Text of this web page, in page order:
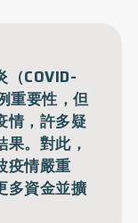
（COVID-
重要性，但
情，許多疑
。對此，
疫情嚴重
多資金並擴